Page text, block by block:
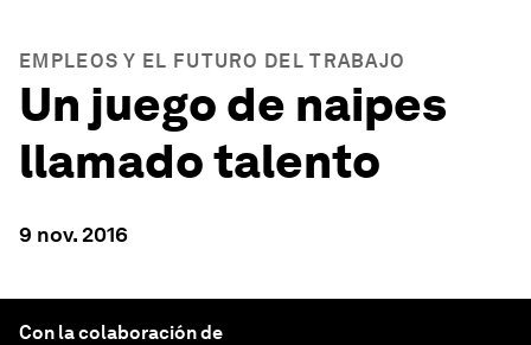
EMPLEOS Y EL FUTURO DEL TRABAJO
Un juego de naipes
llamado talento
9 nov. 2016
Con la colaboración de